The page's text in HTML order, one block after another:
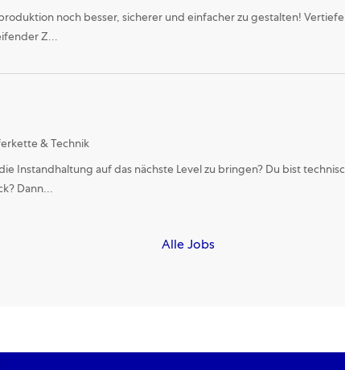
noch besser, sicherer und einfacher zu gestalten! Vertiefe
Z...
& Technik
Instandhaltung auf das nächste Level zu bringen? Du bist
Dann...
Alle Jobs